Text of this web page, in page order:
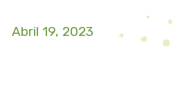
Abril 19, 2023